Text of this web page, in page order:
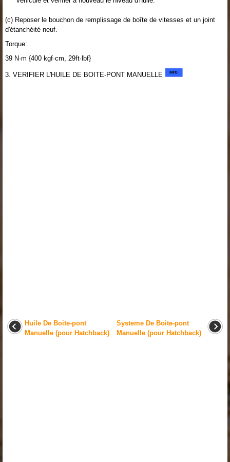
(c) Reposer le bouchon de remplissage de boîte de vitesses et un joint
d'étanchéité neuf.
Torque:
39 N·m {400 kgf·cm, 29ft·lbf}
3. VERIFIER L'HUILE DE BOITE-PONT MANUELLE
Huile De Boite-pont
Manuelle (pour Hatchback)
Systeme De Boite-pont
Manuelle (pour Hatchback)